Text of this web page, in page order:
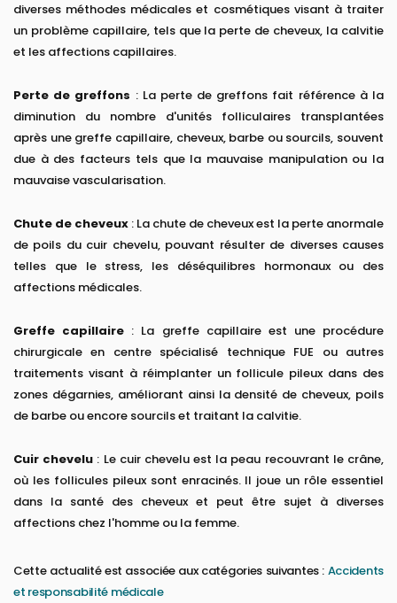
diverses méthodes médicales et cosmétiques visant à traiter
un problème capillaire, tels que la perte de cheveux, la calvitie
et les affections capillaires.
Perte de greffons : La perte de greffons fait référence à la
diminution du nombre d'unités folliculaires transplantées
après une greffe capillaire, cheveux, barbe ou sourcils, souvent
due à des facteurs tels que la mauvaise manipulation ou la
mauvaise vascularisation.
Chute de cheveux : La chute de cheveux est la perte anormale
de poils du cuir chevelu, pouvant résulter de diverses causes
telles que le stress, les déséquilibres hormonaux ou des
affections médicales.
Greffe capillaire : La greffe capillaire est une procédure
chirurgicale en centre spécialisé technique FUE ou autres
traitements visant à réimplanter un follicule pileux dans des
zones dégarnies, améliorant ainsi la densité de cheveux, poils
de barbe ou encore sourcils et traitant la calvitie.
Cuir chevelu : Le cuir chevelu est la peau recouvrant le crâne,
où les follicules pileux sont enracinés. Il joue un rôle essentiel
dans la santé des cheveux et peut être sujet à diverses
affections chez l'homme ou la femme.
Cette actualité est associée aux catégories suivantes : Accidents
et responsabilité médicale